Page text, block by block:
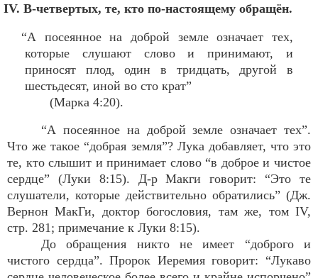
IV. В-четвертых, те, кто по-настоящему обращён.
“А посеянное на доброй земле означает тех,
которые слушают слово и принимают, и
приносят плод, один в тридцать, другой в
шестьдесят, иной во сто крат”
(Марка 4:20).
“А посеянное на доброй земле означает тех”.
Что же такое “добрая земля”? Лука добавляет, что это
те, кто слышит и принимает слово “в доброе и чистое
сердце” (Луки 8:15). Д-р Макги говорит: “Это те
слушатели, которые действительно обратились” (Дж.
Вернон МакГи, доктор богословия, там же, том IV,
стр. 281; примечание к Луки 8:15).
До обращения никто не имеет “доброго и
чистого сердца”. Пророк Иеремия говорит: “Лукаво